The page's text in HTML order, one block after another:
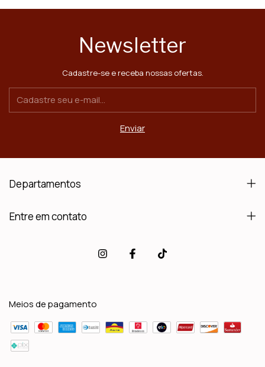
Newsletter
Cadastre-se e receba nossas ofertas.
Departamentos
Entre em contato
Meios de pagamento